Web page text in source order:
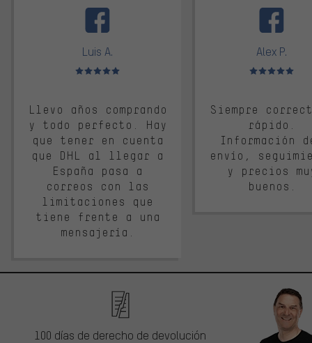
Luis A.
Valoración media: 5 de 5
Llevo años comprando
y todo perfecto. Hay
que tener en cuenta
que DHL al llegar a
España pasa a
correos con las
limitaciones que
tiene frente a una
mensajería.
Alex P.
Valoración
Siempre
rápido.
Información
envío,
y precios
buenos.
100 días de derecho de devolución